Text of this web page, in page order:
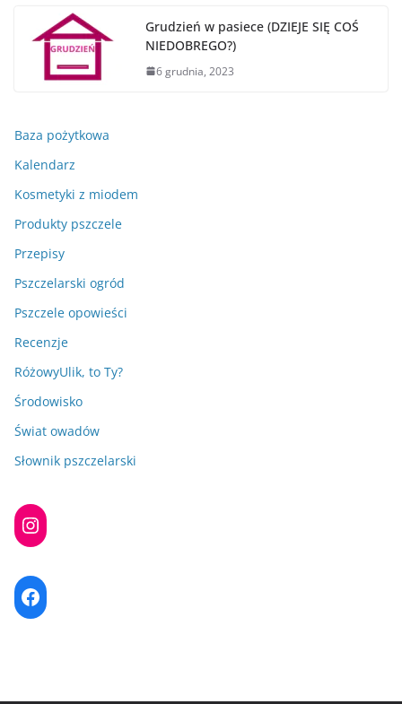
Grudzień w pasiece (DZIEJE SIĘ COŚ
NIEDOBREGO?)
6 grudnia, 2023
Baza pożytkowa
Kalendarz
Kosmetyki z miodem
Produkty pszczele
Przepisy
Pszczelarski ogród
Pszczele opowieści
Recenzje
RóżowyUlik, to Ty?
Środowisko
Świat owadów
Słownik pszczelarski
Instagram
Facebook